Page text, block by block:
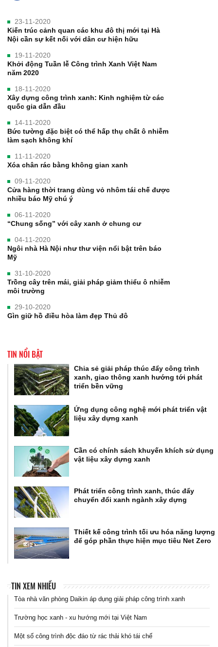
23-11-2020
Kiến trúc cảnh quan các khu đô thị mới tại Hà
Nội cần sự kết nối với dân cư hiện hữu
19-11-2020
Khởi động Tuần lễ Công trình Xanh Việt Nam
năm 2020
18-11-2020
Xây dựng công trình xanh: Kinh nghiệm từ các
quốc gia dẫn đầu
14-11-2020
Bức tường đặc biệt có thể hấp thụ chất ô nhiễm
làm sạch không khí
11-11-2020
Xóa chân rác bằng không gian xanh
09-11-2020
Cửa hàng thời trang dùng vỏ nhôm tái chế được
nhiều báo Mỹ chú ý
06-11-2020
“Chung sống” với cây xanh ở chung cư
04-11-2020
Ngôi nhà Hà Nội như thư viện nổi bật trên báo
Mỹ
31-10-2020
Trồng cây trên mái, giải pháp giảm thiểu ô nhiễm
môi trường
29-10-2020
Gìn giữ hồ điều hòa làm đẹp Thủ đô
TIN NỔI BẬT
Chia sẻ giải pháp thúc đẩy công trình
xanh, giao thông xanh hướng tới phát
triển bền vững
Ứng dụng công nghệ mới phát triển vật
liệu xây dựng xanh
Cần có chính sách khuyến khích sử dụng
vật liệu xây dựng xanh
Phát triển công trình xanh, thúc đẩy
chuyển đổi xanh ngành xây dựng
Thiết kế công trình tối ưu hóa năng lượng
để góp phần thực hiện mục tiêu Net Zero
TIN XEM NHIỀU
Tòa nhà văn phòng Daikin áp dụng giải pháp công trình xanh
Trường học xanh - xu hướng mới tại Việt Nam
Một số công trình độc đáo từ rác thải khó tái chế